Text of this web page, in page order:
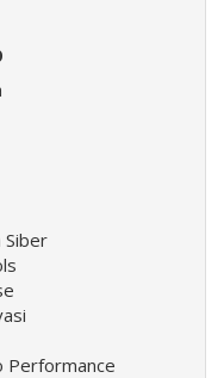
Siber
Performance